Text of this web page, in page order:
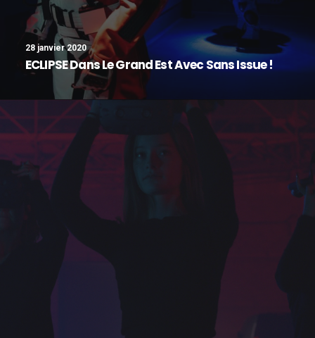
28 janvier 2020
ECLIPSE Dans Le Grand Est Avec Sans Issue !